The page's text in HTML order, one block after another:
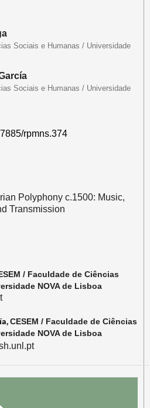
Sociais e Humanas / Universidade
Sociais e Humanas / Universidade
rpmns.374
Polyphony c.1500: Music,
Transmission
/ Faculdade de Ciências
NOVA de Lisboa
CESEM / Faculdade de Ciências
NOVA de Lisboa